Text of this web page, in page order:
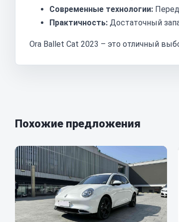
Современные технологии:
Практичность: Достаточный
Ora Ballet Cat 2023 – это отличный
Похожие предложения